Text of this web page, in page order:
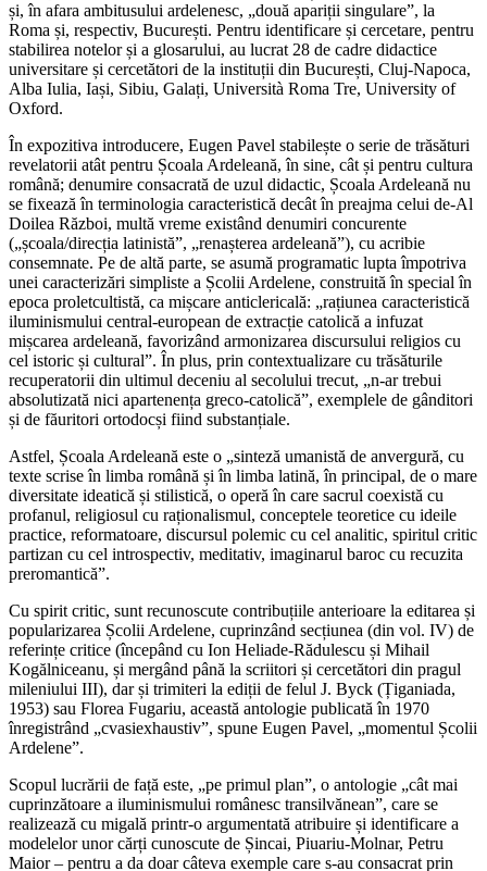
și, în afara ambitusului ardelenesc, „două apariții singulare”, la
Roma și, respectiv, București. Pentru identificare și cercetare, pentru
stabilirea notelor și a glosarului, au lucrat 28 de cadre didactice
universitare și cercetători de la instituții din București, Cluj-Napoca,
Alba Iulia, Iași, Sibiu, Galați, Università Roma Tre, University of
Oxford.
În expozitiva introducere, Eugen Pavel stabilește o serie de trăsături
revelatorii atât pentru Școala Ardeleană, în sine, cât și pentru cultura
română; denumire consacrată de uzul didactic, Școala Ardeleană nu
se fixează în terminologia caracteristică decât în preajma celui de-Al
Doilea Război, multă vreme existând denumiri concurente
(„școala/direcția latinistă”, „renașterea ardeleană”), cu acribie
consemnate. Pe de altă parte, se asumă programatic lupta împotriva
unei caracterizări simpliste a Școlii Ardelene, construită în special în
epoca proletcultistă, ca mișcare anticlericală: „rațiunea caracteristică
iluminismului central-european de extracție catolică a infuzat
mișcarea ardeleană, favorizând armonizarea discursului religios cu
cel istoric și cultural”. În plus, prin contextualizare cu trăsăturile
recuperatorii din ultimul deceniu al secolului trecut, „n-ar trebui
absolutizată nici apartenența greco-catolică”, exemplele de gânditori
și de făuritori ortodocși fiind substanțiale.
Astfel, Școala Ardeleană este o „sinteză umanistă de anvergură, cu
texte scrise în limba română și în limba latină, în principal, de o mare
diversitate ideatică și stilistică, o operă în care sacrul coexistă cu
profanul, religiosul cu raționalismul, conceptele teoretice cu ideile
practice, reformatoare, discursul polemic cu cel analitic, spiritul critic
partizan cu cel introspectiv, meditativ, imaginarul baroc cu recuzita
preromantică”.
Cu spirit critic, sunt recunoscute contribuțiile anterioare la editarea și
popularizarea Școlii Ardelene, cuprinzând secțiunea (din vol. IV) de
referințe critice (începând cu Ion Heliade-Rădulescu și Mihail
Kogălniceanu, și mergând până la scriitori și cercetători din pragul
mileniului III), dar și trimiteri la ediții de felul J. Byck (Țiganiada,
1953) sau Florea Fugariu, această antologie publicată în 1970
înregistrând „cvasiexhaustiv”, spune Eugen Pavel, „momentul Școlii
Ardelene”.
Scopul lucrării de față este, „pe primul plan”, o antologie „cât mai
cuprinzătoare a iluminismului românesc transilvănean”, care se
realizează cu migală printr-o argumentată atribuire și identificare a
modelelor unor cărți cunoscute de Șincai, Piuariu-Molnar, Petru
Maior – pentru a da doar câteva exemple care s-au consacrat prin